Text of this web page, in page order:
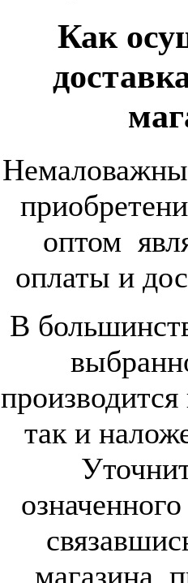
Как
оптом
оплаты и
В
так и
магазина,